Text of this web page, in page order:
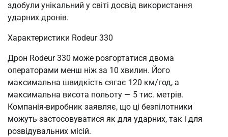
здобули унікальний у світі досвід використання
ударних дронів.
Характеристики Rodeur 330
Дрон Rodeur 330 може розгортатися двома
операторами менш ніж за 10 хвилин. Його
максимальна швидкість сягає 120 км/год, а
максимальна висота польоту — 5 тис. метрів.
Компанія-виробник заявляє, що ці безпілотники
можуть застосовуватися як для ударних, так і для
розвідувальних місій.